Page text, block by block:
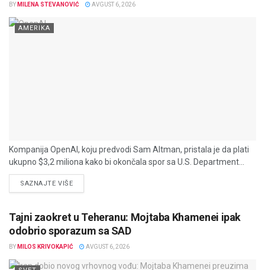
BY MILENA STEVANOVIĆ AVGUST 6, 2026
AMERIKA
Kompanija OpenAI, koju predvodi Sam Altman, pristala je da plati
ukupno $3,2 miliona kako bi okončala spor sa U.S. Department...
SAZNAJTE VIŠEDETAILS
Tajni zaokret u Teheranu: Mojtaba Khamenei ipak
odobrio sporazum sa SAD
BY MILOS KRIVOKAPIĆ AVGUST 6, 2026